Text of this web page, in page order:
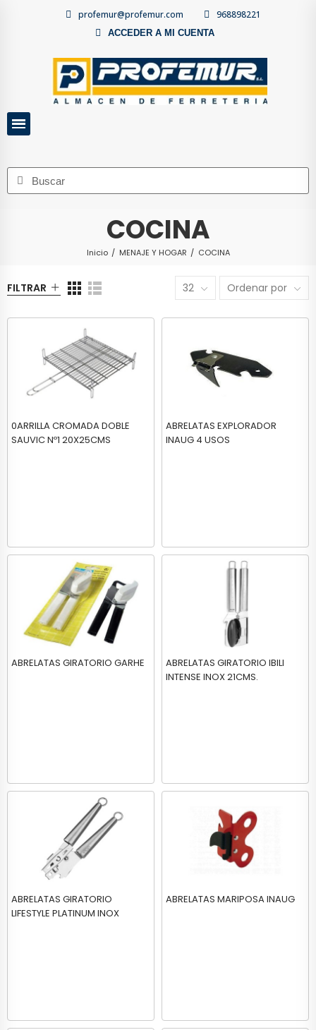
profemur@profemur.com 968898221
ACCEDER A MI CUENTA
COCINA
Inicio MENAJE Y HOGAR COCINA
FILTRAR 32 Ordenar por
0ARRILLA CROMADA DOBLE
SAUVIC Nº1 20X25CMS
ABRELATAS EXPLORADOR
INAUG 4 USOS
ABRELATAS GIRATORIO GARHE
ABRELATAS GIRATORIO IBILI
INTENSE INOX 21CMS.
ABRELATAS GIRATORIO
LIFESTYLE PLATINUM INOX
ABRELATAS MARIPOSA INAUG